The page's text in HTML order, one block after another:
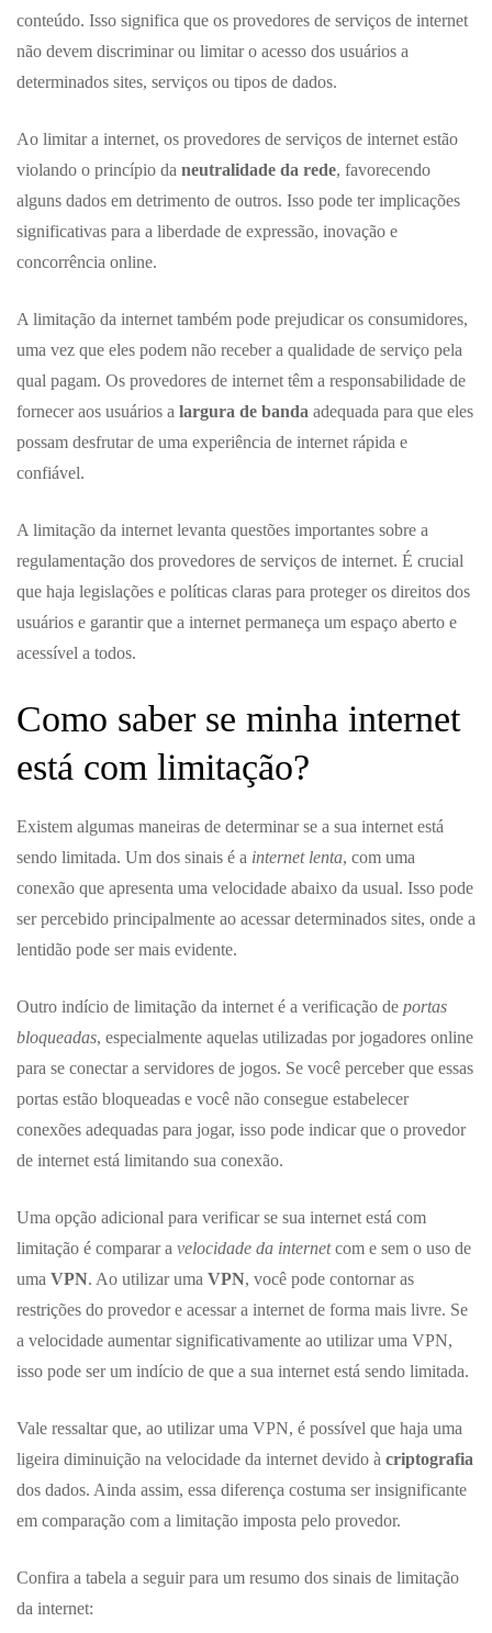
conteúdo. Isso significa que os provedores de serviços de internet
não devem discriminar ou limitar o acesso dos usuários a
determinados sites, serviços ou tipos de dados.
Ao limitar a internet, os provedores de serviços de internet estão
violando o princípio da neutralidade da rede, favorecendo
alguns dados em detrimento de outros. Isso pode ter implicações
significativas para a liberdade de expressão, inovação e
concorrência online.
A limitação da internet também pode prejudicar os consumidores,
uma vez que eles podem não receber a qualidade de serviço pela
qual pagam. Os provedores de internet têm a responsabilidade de
fornecer aos usuários a largura de banda adequada para que eles
possam desfrutar de uma experiência de internet rápida e
confiável.
A limitação da internet levanta questões importantes sobre a
regulamentação dos provedores de serviços de internet. É crucial
que haja legislações e políticas claras para proteger os direitos dos
usuários e garantir que a internet permaneça um espaço aberto e
acessível a todos.
Como saber se minha internet
está com limitação?
Existem algumas maneiras de determinar se a sua internet está
sendo limitada. Um dos sinais é a internet lenta, com uma
conexão que apresenta uma velocidade abaixo da usual. Isso pode
ser percebido principalmente ao acessar determinados sites, onde a
lentidão pode ser mais evidente.
Outro indício de limitação da internet é a verificação de portas
bloqueadas, especialmente aquelas utilizadas por jogadores online
para se conectar a servidores de jogos. Se você perceber que essas
portas estão bloqueadas e você não consegue estabelecer
conexões adequadas para jogar, isso pode indicar que o provedor
de internet está limitando sua conexão.
Uma opção adicional para verificar se sua internet está com
limitação é comparar a velocidade da internetcom e sem o uso de
uma VPN. Ao utilizar uma VPN, você pode contornar as
restrições do provedor e acessar a internet de forma mais livre. Se
a velocidade aumentar significativamente ao utilizar uma VPN,
isso pode ser um indício de que a sua internet está sendo limitada.
Vale ressaltar que, ao utilizar uma VPN, é possível que haja uma
ligeira diminuição na velocidade da internet devido à criptografia
dos dados. Ainda assim, essa diferença costuma ser insignificante
em comparação com a limitação imposta pelo provedor.
Confira a tabela a seguir para um resumo dos sinais de limitação
da internet: